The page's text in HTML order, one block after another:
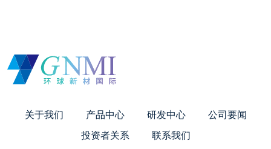
关于我们 产品中心 研发中心
公司要闻
投资者关系
联系我们